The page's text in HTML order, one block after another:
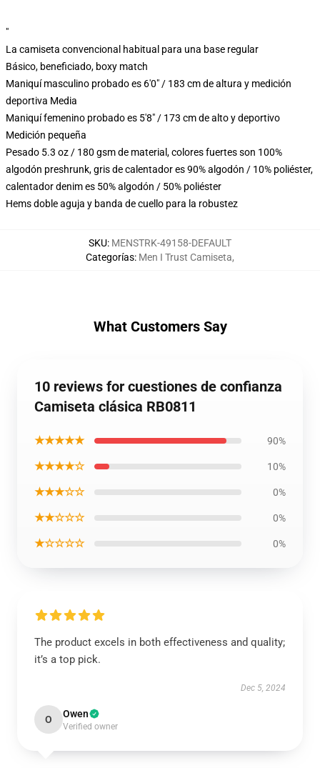
"
La camiseta convencional habitual para una base regular
Básico, beneficiado, boxy match
Maniquí masculino probado es 6'0" / 183 cm de altura y medición
deportiva Media
Maniquí femenino probado es 5'8" / 173 cm de alto y deportivo
Medición pequeña
Pesado 5.3 oz / 180 gsm de material, colores fuertes son 100%
algodón preshrunk, gris de calentador es 90% algodón / 10% poliéster,
calentador denim es 50% algodón / 50% poliéster
Hems doble aguja y banda de cuello para la robustez
SKU: MENSTRK-49158-DEFAULT
Categorías: Men I Trust Camiseta,
What Customers Say
10 reviews for cuestiones de confianza
Camiseta clásica RB0811
★★★★★ 90%
★★★★☆ 10%
★★★☆☆ 0%
★★☆☆☆ 0%
★☆☆☆☆ 0%
The product excels in both effectiveness and quality;
it’s a top pick.
Dec 5, 2024
O Owen
Verified owner